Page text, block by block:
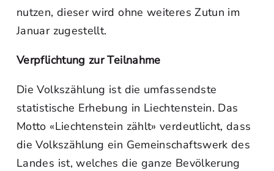
nutzen, dieser wird ohne weiteres Zutun im
Januar zugestellt.
Verpflichtung zur Teilnahme
Die Volkszählung ist die umfassendste
statistische Erhebung in Liechtenstein. Das
Motto «Liechtenstein zählt» verdeutlicht, dass
die Volkszählung ein Gemeinschaftswerk des
Landes ist, welches die ganze Bevölkerung